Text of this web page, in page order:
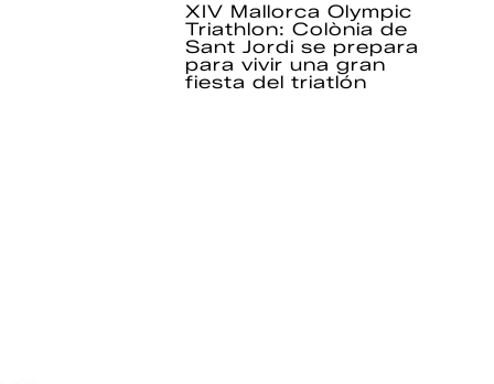
XIV Mallorca Olympic
Triathlon: Colònia de
Sant Jordi se prepara
para vivir una gran
fiesta del triatlón